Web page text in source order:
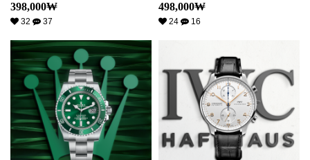
이얼 rol0100
398,000₩
32 37
498,000₩
24 16